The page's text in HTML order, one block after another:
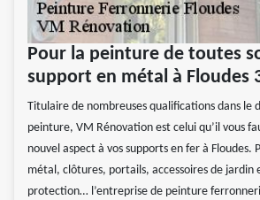
Pour la peinture de toutes
support en métal à Floudes
Titulaire de nombreuses qualifications dans le
peinture, VM Rénovation est celui qu’il vous
nouvel aspect à vos supports en fer à Floudes.
métal, clôtures, portails, accessoires de jardin
protection… l’entreprise de peinture